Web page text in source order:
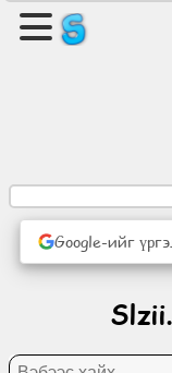
үйлчилгээ
Google-ийг